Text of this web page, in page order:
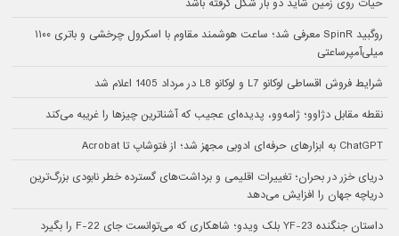
حیات روی زمین شاید دو بار شکل گرفته باشد
روگبید SpinR معرفی شد؛ ساعت هوشمند مقاوم با اسکرول چرخشی و باتری ۱۱۰۰
میلی‌آمپرساعتی
شرایط فروش اقساطی لوکانو L7 و لوکانو L8 در مرداد 1405 اعلام شد
نقطه مقابل دژاوو؛ ژامه‌وو، پدیده‌ای عجیب که آشناترین چیزها را غریبه می‌کند
ChatGPT به ابزارهای حرفه‌ای ادوبی مجهز شد؛ از فتوشاپ تا Acrobat
دریای خزر در بحران؛ تغییرات اقلیمی و برداشت‌های گسترده خطر نابودی بزرگ‌ترین
دریاچه جهان را افزایش می‌دهد
داستان جنگنده YF-23 بلک ویدو؛ شاهکاری که می‌توانست جای F-22 را بگیرد